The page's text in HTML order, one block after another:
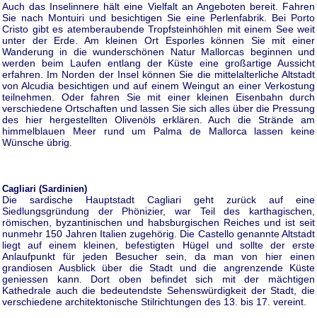
Auch das Inselinnere hält eine Vielfalt an Angeboten bereit. Fahren
Sie nach Montuiri und besichtigen Sie eine Perlenfabrik. Bei Porto
Cristo gibt es atemberaubende Tropfsteinhöhlen mit einem See weit
unter der Erde. Am kleinen Ort Esporles können Sie mit einer
Wanderung in die wunderschönen Natur Mallorcas beginnen und
werden beim Laufen entlang der Küste eine großartige Aussicht
erfahren. Im Norden der Insel können Sie die mittelalterliche Altstadt
von Alcudia besichtigen und auf einem Weingut an einer Verkostung
teilnehmen. Oder fahren Sie mit einer kleinen Eisenbahn durch
verschiedene Ortschaften und lassen Sie sich alles über die Pressung
des hier hergestellten Olivenöls erklären. Auch die Strände am
himmelblauen Meer rund um Palma de Mallorca lassen keine
Wünsche übrig.
Cagliari (Sardinien)
Die sardische Hauptstadt Cagliari geht zurück auf eine
Siedlungsgründung der Phönizier, war Teil des karthagischen,
römischen, byzantinischen und habsburgischen Reiches und ist seit
nunmehr 150 Jahren Italien zugehörig. Die Castello genannte Altstadt
liegt auf einem kleinen, befestigten Hügel und sollte der erste
Anlaufpunkt für jeden Besucher sein, da man von hier einen
grandiosen Ausblick über die Stadt und die angrenzende Küste
geniessen kann. Dort oben befindet sich mit der mächtigen
Kathedrale auch die bedeutendste Sehenswürdigkeit der Stadt, die
verschiedene architektonische Stilrichtungen des 13. bis 17. vereint.